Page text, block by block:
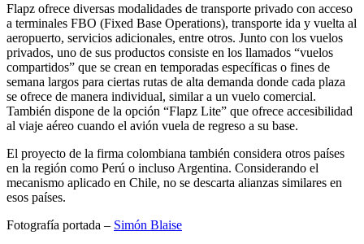
Flapz ofrece diversas modalidades de transporte privado con acceso
a terminales FBO (Fixed Base Operations), transporte ida y vuelta al
aeropuerto, servicios adicionales, entre otros. Junto con los vuelos
privados, uno de sus productos consiste en los llamados “vuelos
compartidos” que se crean en temporadas específicas o fines de
semana largos para ciertas rutas de alta demanda donde cada plaza
se ofrece de manera individual, similar a un vuelo comercial.
También dispone de la opción “Flapz Lite” que ofrece accesibilidad
al viaje aéreo cuando el avión vuela de regreso a su base.
El proyecto de la firma colombiana también considera otros países
en la región como Perú o incluso Argentina. Considerando el
mecanismo aplicado en Chile, no se descarta alianzas similares en
esos países.
Fotografía portada – Simón Blaise